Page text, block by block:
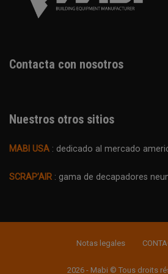
Contacta con nosotros
Nuestros otros sitios
MABI USA : dedicado al mercado
SCRAP’AIR : gama de decapadores
Notas legales
2026 - Mabi © Tous droits